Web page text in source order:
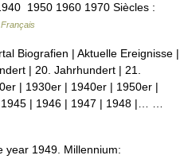
1950 1960 1970 Siècles :
Français
Biografien | Aktuelle Ereignisse |
| 20. Jahrhundert | 21.
| 1930er | 1940er | 1950er |
| 1946 | 1947 | 1948 |… …
1949. Millennium: